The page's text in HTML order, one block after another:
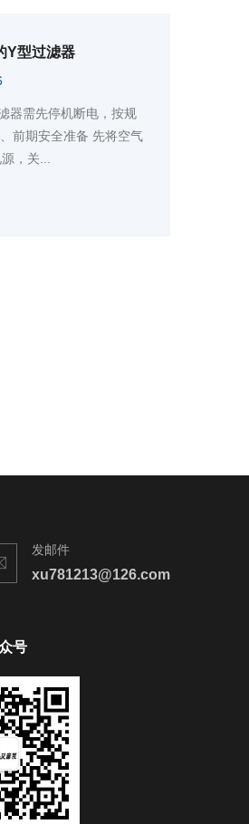
Y型过滤器
器需先停机断电，按规
前期安全准备 先将空气
，关...
发邮件
xu781213@126.com
号